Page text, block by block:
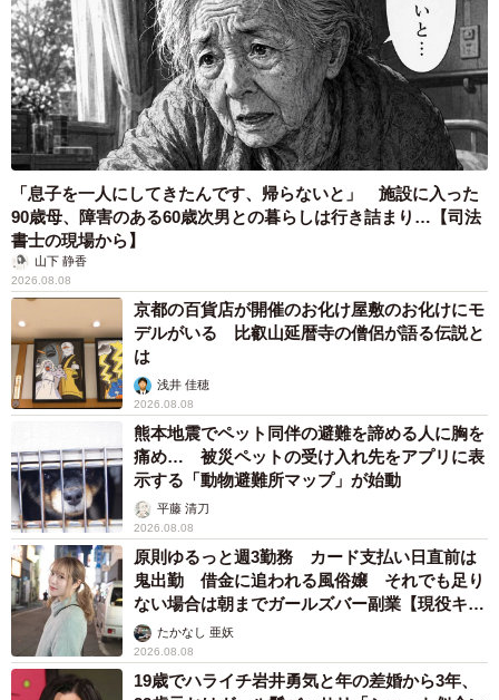
「息子を一人にしてきたんです、帰らないと」 施設に入った
90歳母、障害のある60歳次男との暮らしは行き詰まり…【司法
書士の現場から】
山下 静香
2026.08.08
京都の百貨店が開催のお化け屋敷のお化けにモ
デルがいる 比叡山延暦寺の僧侶が語る伝説と
は
浅井 佳穂
2026.08.08
熊本地震でペット同伴の避難を諦める人に胸を
痛め… 被災ペットの受け入れ先をアプリに表
示する「動物避難所マップ」が始動
平藤 清刀
2026.08.08
原則ゆるっと週3勤務 カード支払い日直前は
鬼出勤 借金に追われる風俗嬢 それでも足り
ない場合は朝までガールズバー副業【現役キャ
ストに取材】
たかなし 亜妖
2026.08.08
19歳でハライチ岩井勇気と年の差婚から3年、